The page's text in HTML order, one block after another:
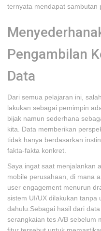
ternyata mendapat sambutan
Pengambilan
Data
Dari semua pelajaran ini,
lakukan sebagai pemimpin
bijak namun sederhana
kita. Data memberikan
tidak hanya berdasarkan
fakta-fakta konkret.
Saya ingat saat menjalankan
mobile perusahaan, di mana
user engagement menurun
sistem UI/UX dilakukan tanpa
dahulu.Sebagai hasil dari
serangkaian tes A/B sebelum